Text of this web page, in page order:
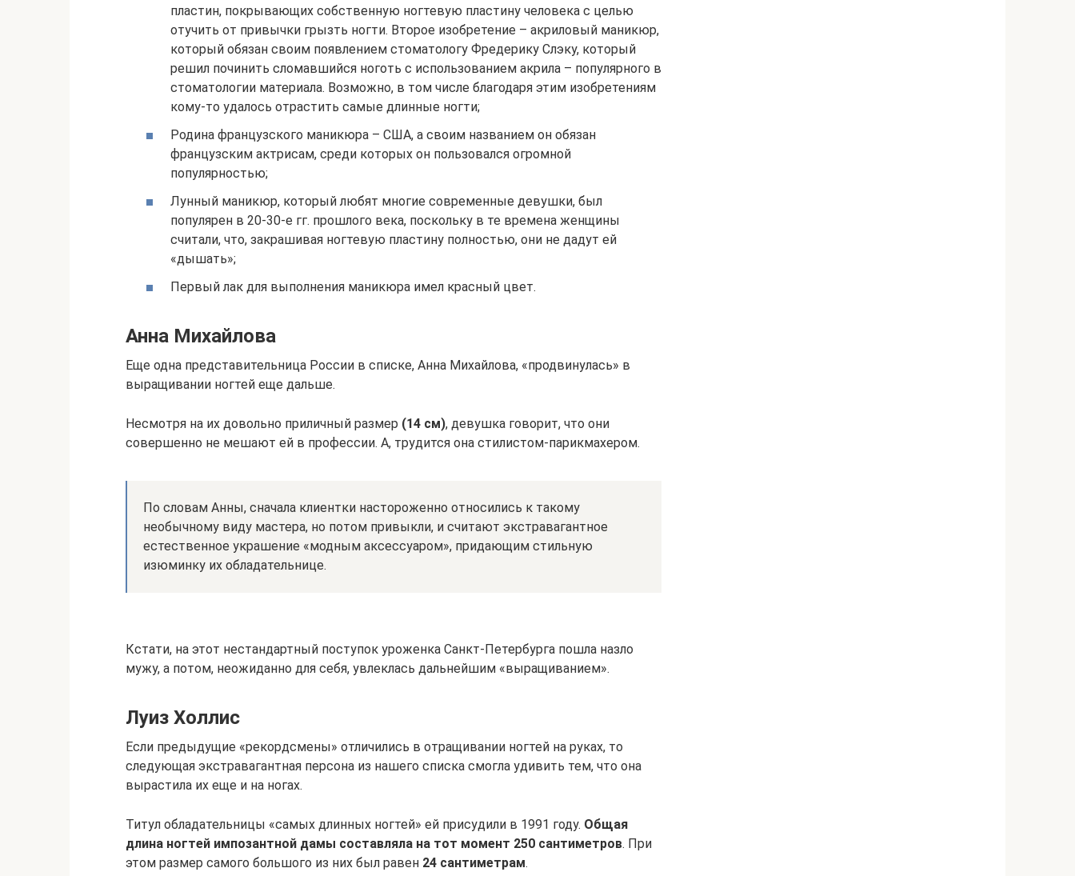
пластин, покрывающих собственную ногтевую пластину человека с целью
отучить от привычки грызть ногти. Второе изобретение – акриловый маникюр,
который обязан своим появлением стоматологу Фредерику Слэку, который
решил починить сломавшийся ноготь с использованием акрила – популярного в
стоматологии материала. Возможно, в том числе благодаря этим изобретениям
кому-то удалось отрастить самые длинные ногти;
Родина французского маникюра – США, а своим названием он обязан
французским актрисам, среди которых он пользовался огромной
популярностью;
Лунный маникюр, который любят многие современные девушки, был
популярен в 20-30-е гг. прошлого века, поскольку в те времена женщины
считали, что, закрашивая ногтевую пластину полностью, они не дадут ей
«дышать»;
Первый лак для выполнения маникюра имел красный цвет.
Анна Михайлова
Еще одна представительница России в списке, Анна Михайлова, «продвинулась» в
выращивании ногтей еще дальше.
Несмотря на их довольно приличный размер (14 см), девушка говорит, что они
совершенно не мешают ей в профессии. А, трудится она стилистом-парикмахером.
По словам Анны, сначала клиентки настороженно относились к такому
необычному виду мастера, но потом привыкли, и считают экстравагантное
естественное украшение «модным аксессуаром», придающим стильную
изюминку их обладательнице.
Кстати, на этот нестандартный поступок уроженка Санкт-Петербурга пошла назло
мужу, а потом, неожиданно для себя, увлеклась дальнейшим «выращиванием».
Луиз Холлис
Если предыдущие «рекордсмены» отличились в отращивании ногтей на руках, то
следующая экстравагантная персона из нашего списка смогла удивить тем, что она
вырастила их еще и на ногах.
Титул обладательницы «самых длинных ногтей» ей присудили в 1991 году. Общая
длина ногтей импозантной дамы составляла на тот момент 250 сантиметров. При
этом размер самого большого из них был равен 24 сантиметрам.